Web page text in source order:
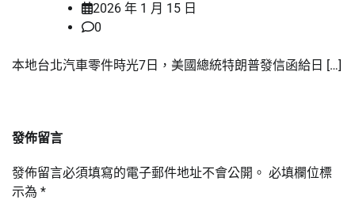
2026 年 1 月 15 日
0
本地台北汽車零件時光7日，美國總統特朗普發信函給日 […]
發佈留言
發佈留言必須填寫的電子郵件地址不會公開。 必填欄位標
示為 *